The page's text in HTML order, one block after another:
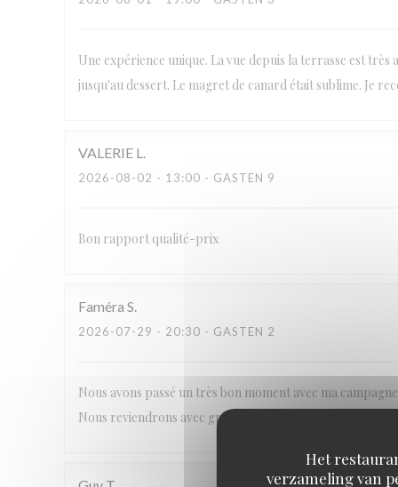
Het
verzameling van
Une expérience unique. La vue depuis la terrasse est
jusqu'au dessert. Le magret de canard était sublime. Je
VALERIE L
2026-08-02 - 13:00 - GASTEN 9
Bon rapport qualité-prix
Faméra S
2026-07-29 - 20:30 - GASTEN 2
Nous avons passé un très bon moment avec ma
Nous reviendrons avec grand plaisir. Merci